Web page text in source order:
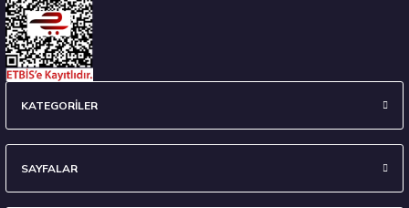
KATEGORİLER
SAYFALAR